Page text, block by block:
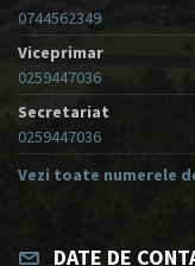
0744562349
Viceprimar
0259447036
Secretariat
0259447036
Vezi toate numerele
DATE DE